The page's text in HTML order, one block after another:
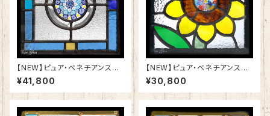
【NEW】ピュア・ベネチアンステ
ンドグラスSH-VD21
¥41,800
【NEW】ピュア・ベネチアンステ
ンドグラスSH-VD11
¥30,800